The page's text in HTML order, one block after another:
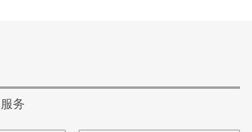
务